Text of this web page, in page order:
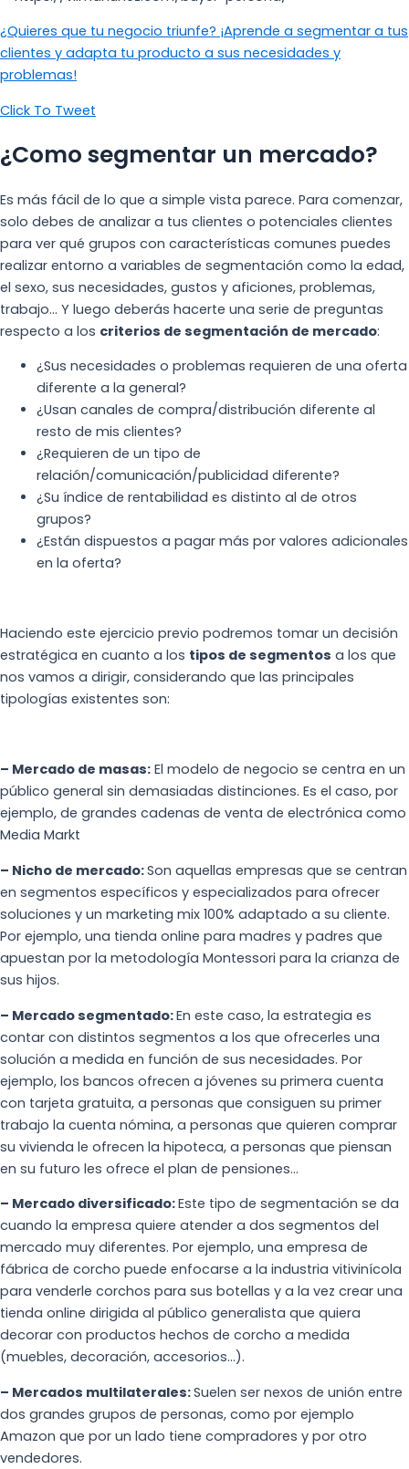
¿Quieres que tu negocio triunfe? ¡Aprende a segmentar a tus
clientes y adapta tu producto a sus necesidades y
problemas!
Click To Tweet
¿Como segmentar un mercado?
Es más fácil de lo que a simple vista parece. Para comenzar,
solo debes de analizar a tus clientes o potenciales clientes
para ver qué grupos con características comunes puedes
realizar entorno a variables de segmentación como la edad,
el sexo, sus necesidades, gustos y aficiones, problemas,
trabajo… Y luego deberás hacerte una serie de preguntas
respecto a los criterios de segmentación de mercado:
¿Sus necesidades o problemas requieren de una oferta
diferente a la general?
¿Usan canales de compra/distribución diferente al
resto de mis clientes?
¿Requieren de un tipo de
relación/comunicación/publicidad diferente?
¿Su índice de rentabilidad es distinto al de otros
grupos?
¿Están dispuestos a pagar más por valores adicionales
en la oferta?
Haciendo este ejercicio previo podremos tomar un decisión
estratégica en cuanto a los tipos de segmentos a los que
nos vamos a dirigir, considerando que las principales
tipologías existentes son:
– Mercado de masas: El modelo de negocio se centra en un
público general sin demasiadas distinciones. Es el caso, por
ejemplo, de grandes cadenas de venta de electrónica como
Media Markt
– Nicho de mercado:Son aquellas empresas que se centran
en segmentos específicos y especializados para ofrecer
soluciones y un marketing mix 100% adaptado a su cliente.
Por ejemplo, una tienda online para madres y padres que
apuestan por la metodología Montessori para la crianza de
sus hijos.
– Mercado segmentado:En este caso, la estrategia es
contar con distintos segmentos a los que ofrecerles una
solución a medida en función de sus necesidades. Por
ejemplo, los bancos ofrecen a jóvenes su primera cuenta
con tarjeta gratuita, a personas que consiguen su primer
trabajo la cuenta nómina, a personas que quieren comprar
su vivienda le ofrecen la hipoteca, a personas que piensan
en su futuro les ofrece el plan de pensiones…
– Mercado diversificado:Este tipo de segmentación se da
cuando la empresa quiere atender a dos segmentos del
mercado muy diferentes. Por ejemplo, una empresa de
fábrica de corcho puede enfocarse a la industria vitivinícola
para venderle corchos para sus botellas y a la vez crear una
tienda online dirigida al público generalista que quiera
decorar con productos hechos de corcho a medida
(muebles, decoración, accesorios…).
– Mercados multilaterales:Suelen ser nexos de unión entre
dos grandes grupos de personas, como por ejemplo
Amazon que por un lado tiene compradores y por otro
vendedores.